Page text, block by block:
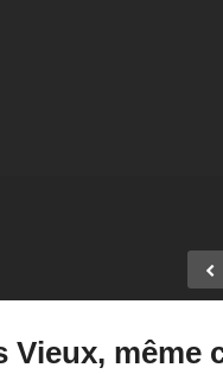
Vieux, même